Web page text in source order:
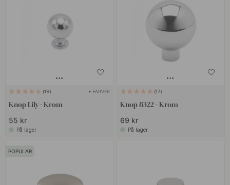
18 + FARVER
Knop Lily - Krom
55 kr
På lager
17
Knop 8322 - Krom
69 kr
På lager
POPULAR